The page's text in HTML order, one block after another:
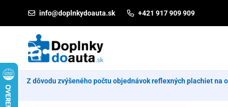
info@doplnkydoauta.sk +421 917 909 909
Z dôvodu zvýšeného počtu objednávok reflexných plachiet